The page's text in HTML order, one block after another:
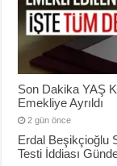
Son Dakika YAŞ
Emekliye Ayrıldı
2 gün önce
Erdal Beşikçioğlu
Testi İddiası